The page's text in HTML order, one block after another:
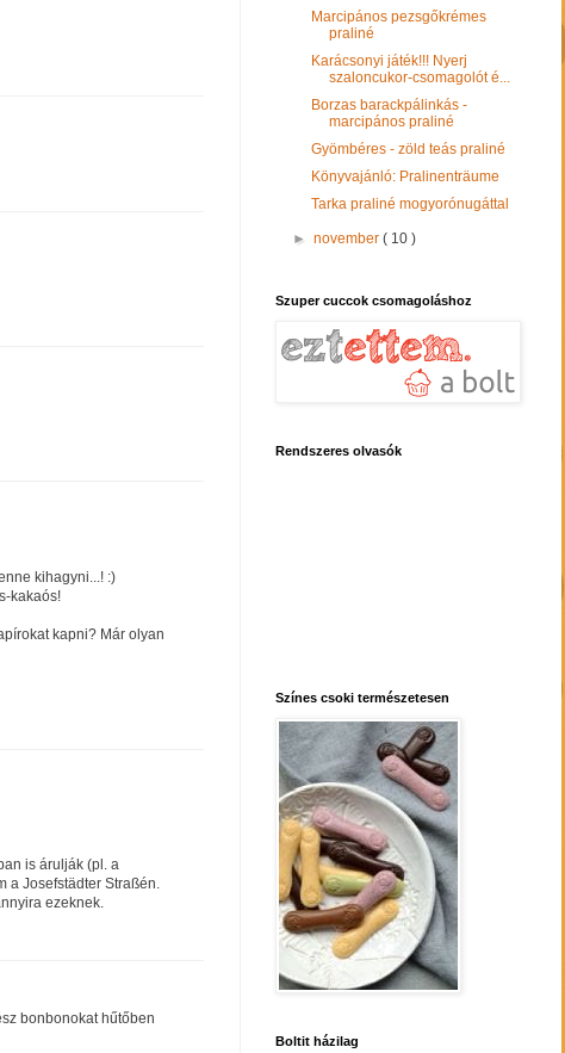
kihagyni...! :)
kakaós!
kapni? Már olyan
is árulják (pl. a
a Josefstädter Straßén.
ezeknek.
bonbonokat hűtőben
Marcipános pezsgőkrémes
praliné
Karácsonyi játék!!! Nyerj
szaloncukor-csomagolót é...
Borzas barackpálinkás -
marcipános praliné
Gyömbéres - zöld teás praliné
Könyvajánló: Pralinenträume
Tarka praliné mogyorónugáttal
►november( 10 )
Szuper cuccok csomagoláshoz
Rendszeres olvasók
Színes csoki természetesen
Boltit házilag